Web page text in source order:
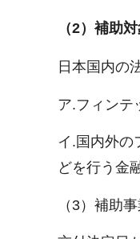
（2）補助
日本国内の
ア.フィンテ
イ.国内外の
どを行う金
（3）補助